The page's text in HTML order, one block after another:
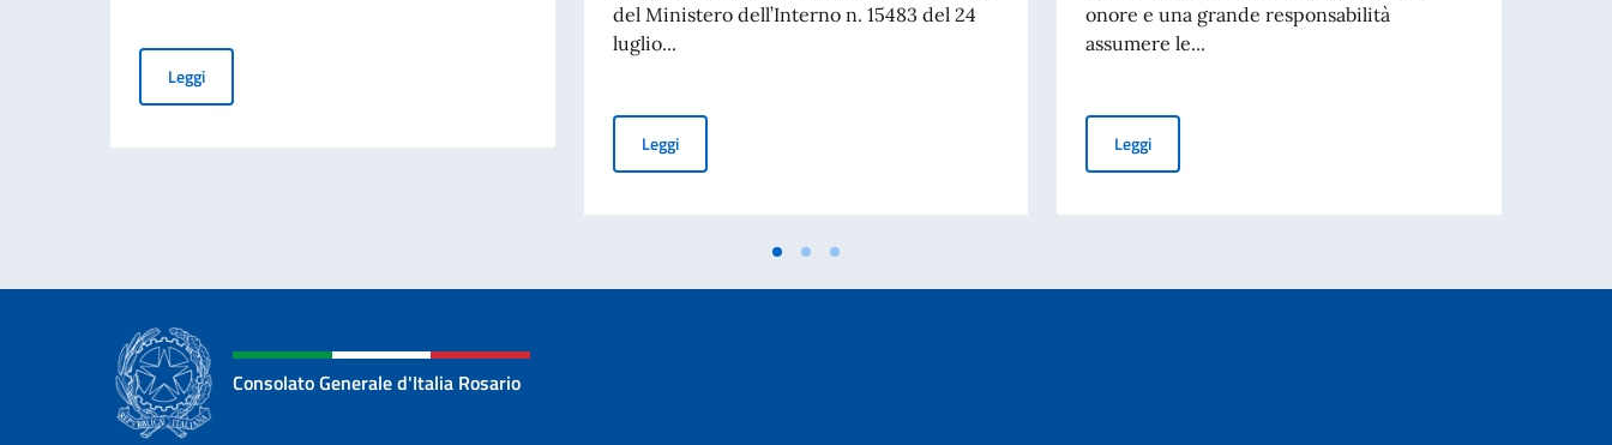
LeggiVerdi, il musicista che commuove
del Ministero dell’Interno n. 15483 del 24
luglio...
LeggiCarte di Identità Elettroniche (CIE). Validità illimitata delle CIE emesse in favore dei cittadini ultrasettantenni
onore e una grande responsabilità
assumere le...
LeggiMessaggio del nuovo Console Generale d’Italia a Rosario Filippo
Consolato Generale d'Italia Rosario